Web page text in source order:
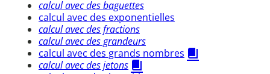
calcul avec des baguettes
calcul avec des exponentielles
calcul avec des fractions
calcul avec des grandeurs
calcul avec des grands nombres
calcul avec des jetons